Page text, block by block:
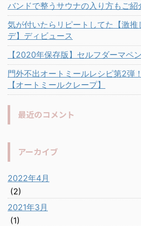
バンドで整うサウナの入り方もご紹
気が付いたらリピートしてた【激推
デ】ディビュース
【2020年保存版】セルフダーマペ
門外不出オートミールレシピ第2弾
【オートミールクレープ】
最近のコメント
アーカイブ
2022年4月
(2)
2021年3月
(1)